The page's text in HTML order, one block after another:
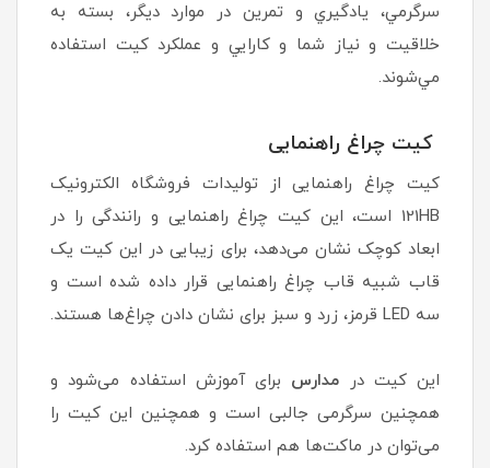
سرگرمي، يادگيري و تمرين در موارد ديگر، بسته به
خلاقيت و نياز شما و كارايي و عملكرد كيت استفاده
مي‌شوند.
کیت چراغ راهنمایی
کیت چراغ راهنمایی از تولیدات فروشگاه الکترونیک
121HB است، این کیت چراغ راهنمایی و رانندگی را در
ابعاد کوچک نشان می‌دهد، برای زیبایی در این کیت یک
قاب شبیه قاب چراغ راهنمایی قرار داده شده است و
سه LED قرمز، زرد و سبز برای نشان دادن چراغ‌ها هستند.
این کیت در مدارس برای آموزش استفاده می‌شود و
همچنین سرگرمی جالبی است و همچنین این کیت را
می‌توان در ماکت‌ها هم استفاده کرد.